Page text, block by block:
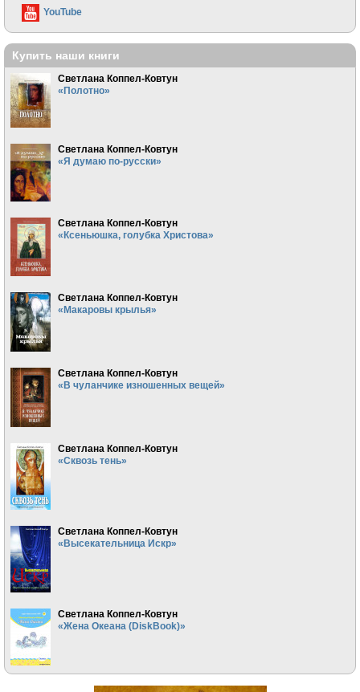
YouTube
Купить наши книги
Светлана Коппел-Ковтун
«Полотно»
Светлана Коппел-Ковтун
«Я думаю по-русски»
Светлана Коппел-Ковтун
«Ксеньюшка, голубка Христова»
Светлана Коппел-Ковтун
«Макаровы крылья»
Светлана Коппел-Ковтун
«В чуланчике изношенных вещей»
Светлана Коппел-Ковтун
«Сквозь тень»
Светлана Коппел-Ковтун
«Высекательница Искр»
Светлана Коппел-Ковтун
«Жена Океана (DiskBook)»